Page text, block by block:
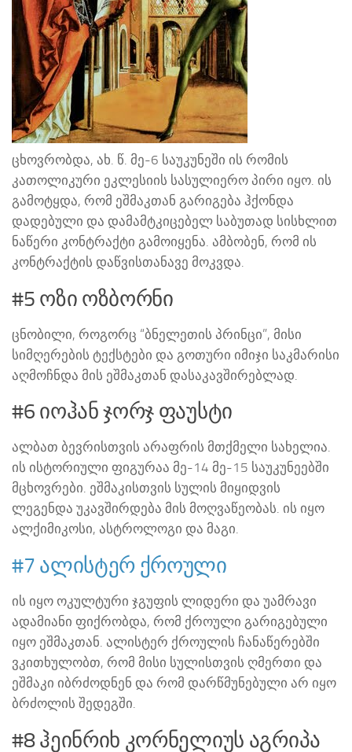
ცხოვრობდა, ახ. წ. მე-6 საუკუნეში ის რომის
კათოლიკური ეკლესიის სასულიერო პირი იყო. ის
გამოტყდა, რომ ეშმაკთან გარიგება ჰქონდა
დადებული და დამამტკიცებელ საბუთად სისხლით
ნაწერი კონტრაქტი გამოიყენა. ამბობენ, რომ ის
კონტრაქტის დაწვისთანავე მოკვდა.
#5 ოზი ოზბორნი
ცნობილი, როგორც “ბნელეთის პრინცი”, მისი
სიმღერების ტექსტები და გოთური იმიჯი საკმარისი
აღმოჩნდა მის ეშმაკთან დასაკავშირებლად.
#6 იოჰან ჯორჯ ფაუსტი
ალბათ ბევრისთვის არაფრის მთქმელი სახელია.
ის ისტორიული ფიგურაა მე-14 მე-15 საუკუნეებში
მცხოვრები. ეშმაკისთვის სულის მიყიდვის
ლეგენდა უკავშირდება მის მოღვაწეობას. ის იყო
ალქიმიკოსი, ასტროლოგი და მაგი.
#7 ალისტერ ქროული
ის იყო ოკულტური ჯგუფის ლიდერი და უამრავი
ადამიანი ფიქრობდა, რომ ქროული გარიგებული
იყო ეშმაკთან. ალისტერ ქროულის ჩანაწერებში
ვკითხულობთ, რომ მისი სულისთვის ღმერთი და
ეშმაკი იბრძოდნენ და რომ დარწმუნებული არ იყო
ბრძოლის შედეგში.
#8 ჰეინრიხ კორნელიუს აგრიპა